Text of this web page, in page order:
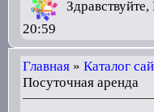
20:59
Главная» Каталог
Посуточная аренда